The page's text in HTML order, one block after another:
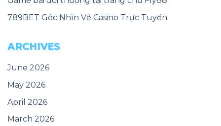
789BET Góc Nhìn Về Casino Trực Tuyến
ARCHIVES
June 2026
May 2026
April 2026
March 2026